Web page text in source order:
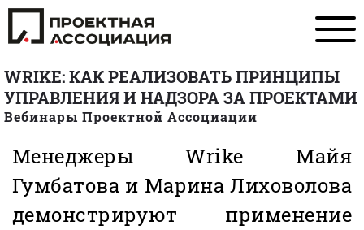
WRIKE: КАК РЕАЛИЗОВАТЬ ПРИНЦИПЫ
УПРАВЛЕНИЯ И НАДЗОРА ЗА ПРОЕКТАМИ
Вебинары Проектной Ассоциации
Менеджеры Wrike Майя
Гумбатова и Марина Лиховолова
демонстрируют применение